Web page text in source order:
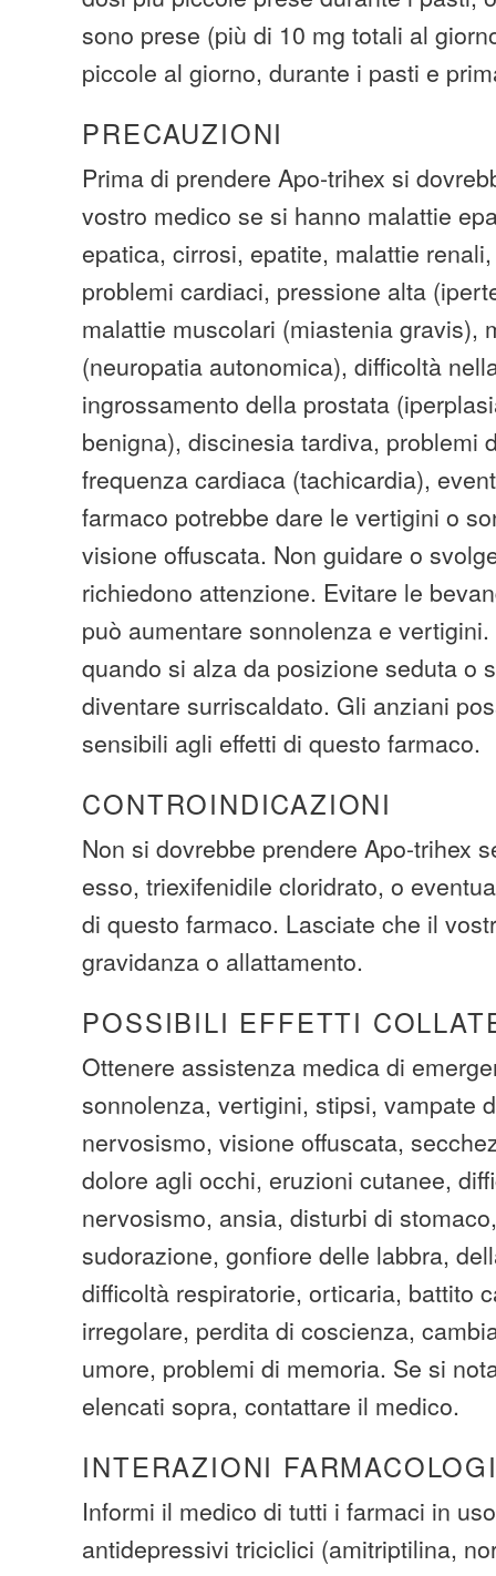
sono prese (più di 10 mg totali al
piccole al giorno, durante i pasti e
PRECAUZIONI
Prima di prendere Apo-trihex si
vostro medico se si hanno malattie
epatica, cirrosi, epatite, malattie
problemi cardiaci, pressione alta
malattie muscolari (miastenia gravis),
(neuropatia autonomica), difficoltà
ingrossamento della prostata
benigna), discinesia tardiva, problemi
frequenza cardiaca (tachicardia),
farmaco potrebbe dare le vertigini o
visione offuscata. Non guidare o
richiedono attenzione. Evitare le
può aumentare sonnolenza e
quando si alza da posizione seduta o
diventare surriscaldato. Gli anziani
sensibili agli effetti di questo farmaco.
CONTROINDICAZIONI
Non si dovrebbe prendere Apo-trihex
esso, triexifenidile cloridrato, o
di questo farmaco. Lasciate che il
gravidanza o allattamento.
POSSIBILI EFFETTI
Ottenere assistenza medica di
sonnolenza, vertigini, stipsi, vampate
nervosismo, visione offuscata,
dolore agli occhi, eruzioni cutanee,
nervosismo, ansia, disturbi di
sudorazione, gonfiore delle labbra,
difficoltà respiratorie, orticaria, battito
irregolare, perdita di coscienza,
umore, problemi di memoria. Se si
elencati sopra, contattare il medico.
INTERAZIONI
Informi il medico di tutti i farmaci in
antidepressivi triciclici (amitriptilina,